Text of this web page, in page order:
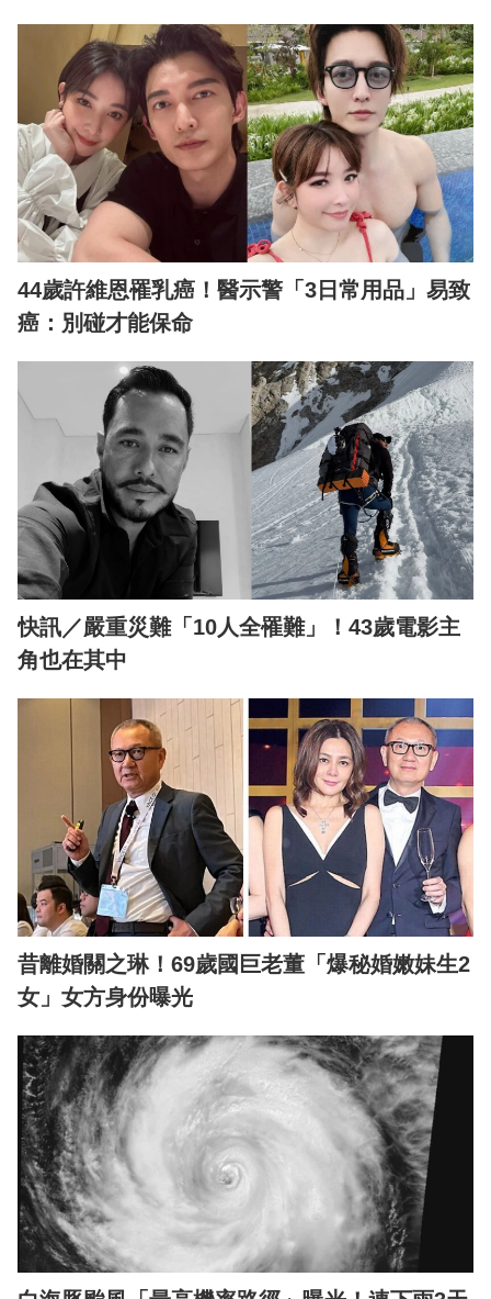
44歲許維恩罹乳癌！醫示警「3日常用品」易致
癌：別碰才能保命
快訊／嚴重災難「10人全罹難」！43歲電影主
角也在其中
昔離婚關之琳！69歲國巨老董「爆秘婚嫩妹生2
女」女方身份曝光